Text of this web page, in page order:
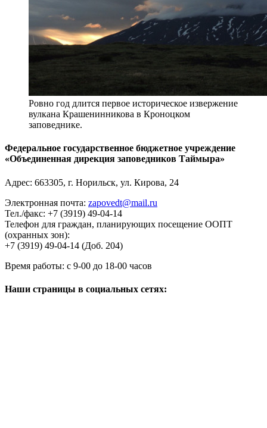
Ровно год длится первое историческое извержение
вулкана Крашенинникова в Кроноцком
заповеднике.
Федеральное государственное бюджетное учреждение
«Объединенная дирекция заповедников Таймыра»
Адрес: 663305, г. Норильск, ул. Кирова, 24
Электронная почта: zapovedt@mail.ru
Тел./факс: +7 (3919) 49-04-14
Телефон для граждан, планирующих посещение ООПТ
(охранных зон):
+7 (3919) 49-04-14 (Доб. 204)
Время работы: с 9-00 до 18-00 часов
Наши страницы в социальных сетях: